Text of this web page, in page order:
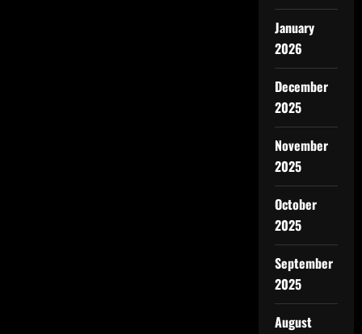
January
2026
December
2025
November
2025
October
2025
September
2025
August